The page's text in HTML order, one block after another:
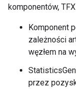
komponentów,
Komponent
zależności
węzłem na
przez